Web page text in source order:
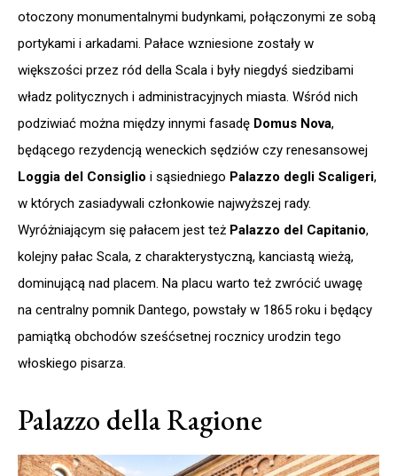
otoczony monumentalnymi budynkami, połączonymi ze sobą
portykami i arkadami. Pałace wzniesione zostały w
większości przez ród della Scala i były niegdyś siedzibami
władz politycznych i administracyjnych miasta. Wśród nich
podziwiać można między innymi fasadę Domus Nova,
będącego rezydencją weneckich sędziów czy renesansowej
Loggia del Consiglio i sąsiedniego Palazzo degli Scaligeri,
w których zasiadywali członkowie najwyższej rady.
Wyróżniającym się pałacem jest też Palazzo del Capitanio,
kolejny pałac Scala, z charakterystyczną, kanciastą wieżą,
dominującą nad placem. Na placu warto też zwrócić uwagę
na centralny pomnik Dantego, powstały w 1865 roku i będący
pamiątką obchodów sześćsetnej rocznicy urodzin tego
włoskiego pisarza.
Palazzo della Ragione